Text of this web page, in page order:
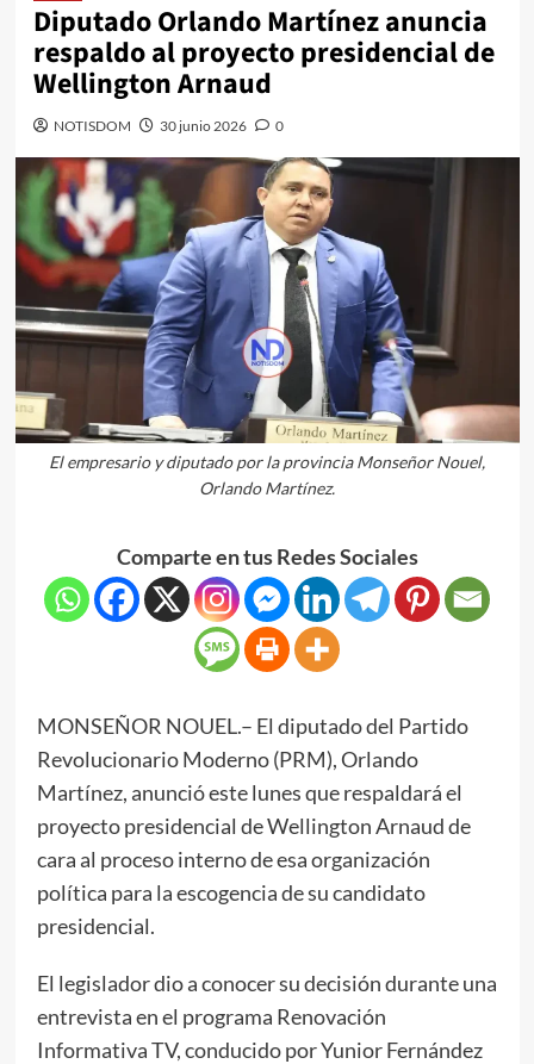
Diputado Orlando Martínez anuncia
respaldo al proyecto presidencial de
Wellington Arnaud
NOTISDOM 30 junio 2026 0
El empresario y diputado por la provincia Monseñor Nouel,
Orlando Martínez.
Comparte en tus Redes Sociales
MONSEÑOR NOUEL.– El diputado del Partido
Revolucionario Moderno (PRM), Orlando
Martínez, anunció este lunes que respaldará el
proyecto presidencial de Wellington Arnaud de
cara al proceso interno de esa organización
política para la escogencia de su candidato
presidencial.
El legislador dio a conocer su decisión durante una
entrevista en el programa Renovación
Informativa TV, conducido por Yunior Fernández